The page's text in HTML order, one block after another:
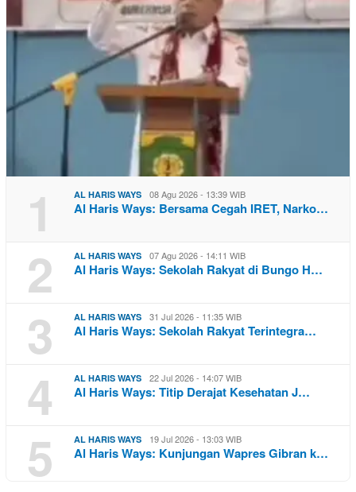
1 AL HARIS WAYS 08 Agu 2026 - 13:39 WIB
Al Haris Ways: Bersama Cegah IRET, Narko…
2 AL HARIS WAYS 07 Agu 2026 - 14:11 WIB
Al Haris Ways: Sekolah Rakyat di Bungo H…
3 AL HARIS WAYS 31 Jul 2026 - 11:35 WIB
Al Haris Ways: Sekolah Rakyat Terintegra…
4 AL HARIS WAYS 22 Jul 2026 - 14:07 WIB
Al Haris Ways: Titip Derajat Kesehatan J…
5 AL HARIS WAYS 19 Jul 2026 - 13:03 WIB
Al Haris Ways: Kunjungan Wapres Gibran k…